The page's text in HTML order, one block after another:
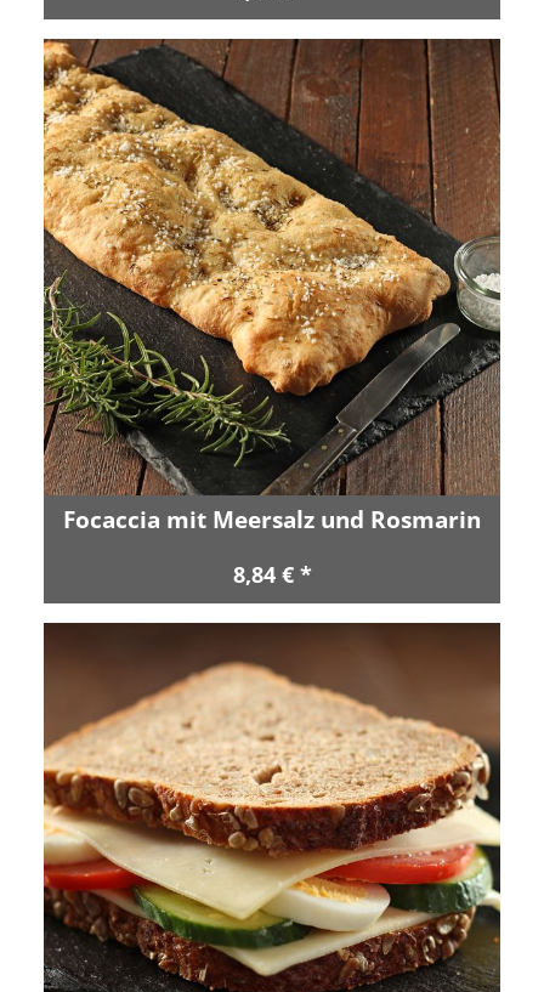
Focaccia mit Meersalz und Rosmarin
8,84 € *